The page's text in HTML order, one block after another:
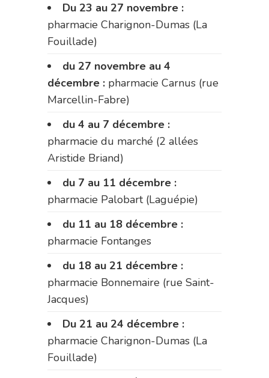
Du 23 au 27 novembre :
pharmacie Charignon-Dumas (La
Fouillade)
du 27 novembre au 4
décembre : pharmacie Carnus (rue
Marcellin-Fabre)
du 4 au 7 décembre :
pharmacie du marché (2 allées
Aristide Briand)
du 7 au 11 décembre :
pharmacie Palobart (Laguépie)
du 11 au 18 décembre :
pharmacie Fontanges
du 18 au 21 décembre :
pharmacie Bonnemaire (rue Saint-
Jacques)
Du 21 au 24 décembre :
pharmacie Charignon-Dumas (La
Fouillade)